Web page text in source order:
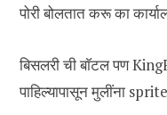
पोरी बोलतात करू का
बिसलरी ची बाॅटल पण
पाहिल्यापासून मुलींना